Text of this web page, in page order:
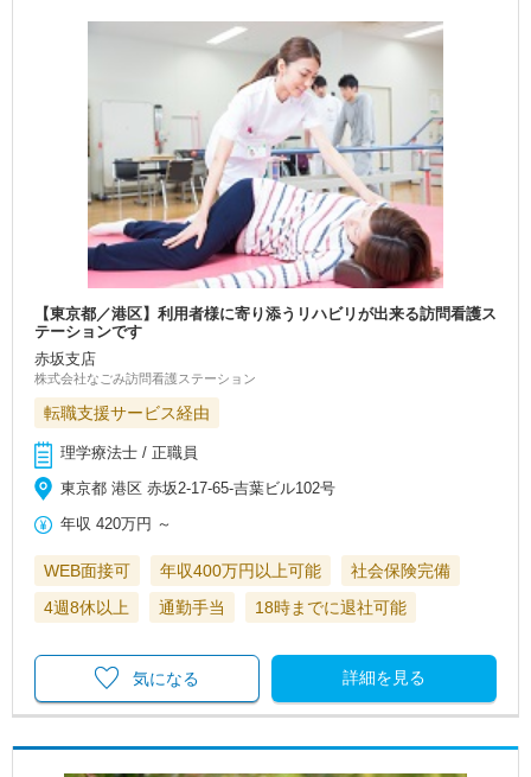
【東京都／港区】利用者様に寄り添うリハビリが出来る訪問看護ス
テーションです
赤坂支店
株式会社なごみ訪問看護ステーション
転職支援サービス経由
理学療法士 / 正職員
東京都 港区 赤坂2-17-65-吉葉ビル102号
年収 420万円 ～
WEB面接可 年収400万円以上可能
社会保険完備
4週8休以上
通勤手当 18時までに退社可能
詳細を見る
気になる